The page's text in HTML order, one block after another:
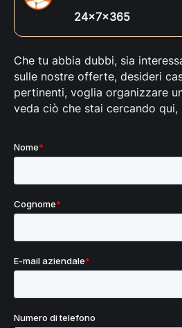
24x7x365
Che tu abbia dubbi, sia
sulle nostre offerte, desideri
pertinenti, voglia organizzare
veda ciò che stai cercando